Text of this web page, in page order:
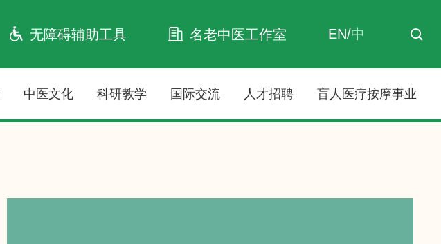
无障碍辅助工具 名老中医工作室 EN/中
中医文化 科研教学 国际交流 人才招聘 盲人医疗按摩事业